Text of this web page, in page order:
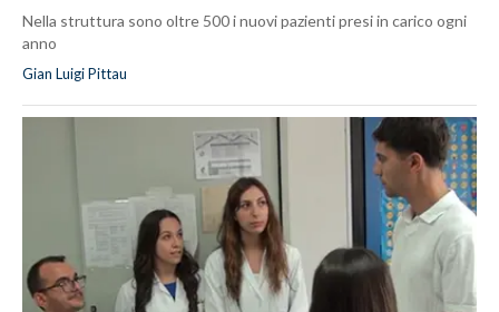
Nella struttura sono oltre 500 i nuovi pazienti presi in carico ogni
anno
Gian Luigi Pittau